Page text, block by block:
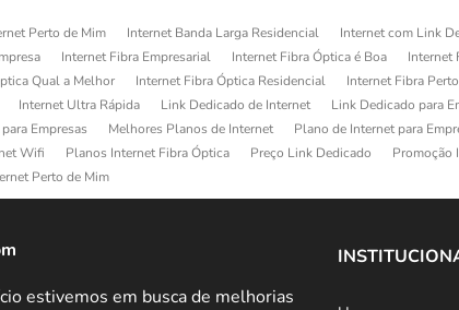
Perto de Mim Internet Banda Larga Residencial Internet com Link
Internet Fibra Empresarial Internet Fibra Óptica é Boa Internet
Qual a Melhor
Internet Fibra Óptica Residencial Internet Fibra
Internet Ultra Rápida Link Dedicado de Internet Link Dedicado para
Empresas
Melhores Planos de Internet Plano de Internet para
Wifi
Planos Internet Fibra Óptica Preço Link Dedicado Promoção
Perto de Mim
estivemos em busca de melhorias